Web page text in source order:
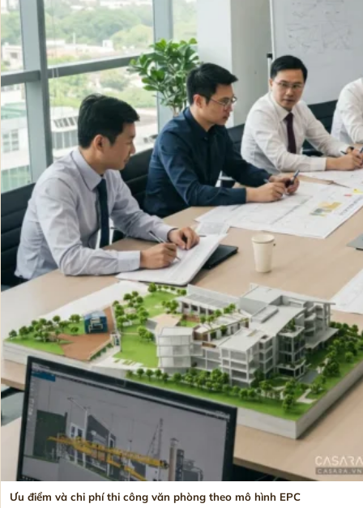
Ưu điểm và chi phí thi công văn phòng theo mô hình EPC